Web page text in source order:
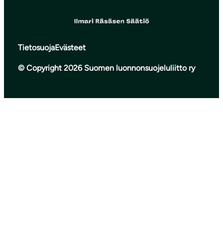
TietosuojaEvästeet
© Copyright 2026 Suomen luonnonsuojeluliitto ry